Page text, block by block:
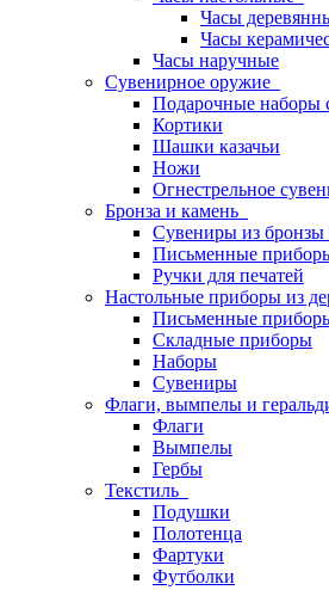
Часы
Часы
Часы наручные
Сувенирное оружие
Подарочные наборы
Кортики
Шашки казачьи
Ножи
Огнестрельное
Бронза и камень
Сувениры из бронзы
Письменные
Ручки для печатей
Настольные приборы из
Письменные
Складные приборы
Наборы
Сувениры
Флаги, вымпелы и
Флаги
Вымпелы
Гербы
Текстиль
Подушки
Полотенца
Фартуки
Футболки